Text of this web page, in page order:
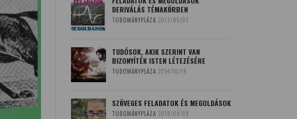
DERIVÁLÁS TÉMAKÖRBEN
TUDOMÁNYPLÁZA 2017/05/07
TUDÓSOK, AKIK SZERINT VAN
BIZONYÍTÉK ISTEN LÉTEZÉSÉRE
TUDOMÁNYPLÁZA 2014/10/19
SZÖVEGES FELADATOK ÉS MEGOLDÁSOK
TUDOMÁNYPLÁZA 2019/04/09